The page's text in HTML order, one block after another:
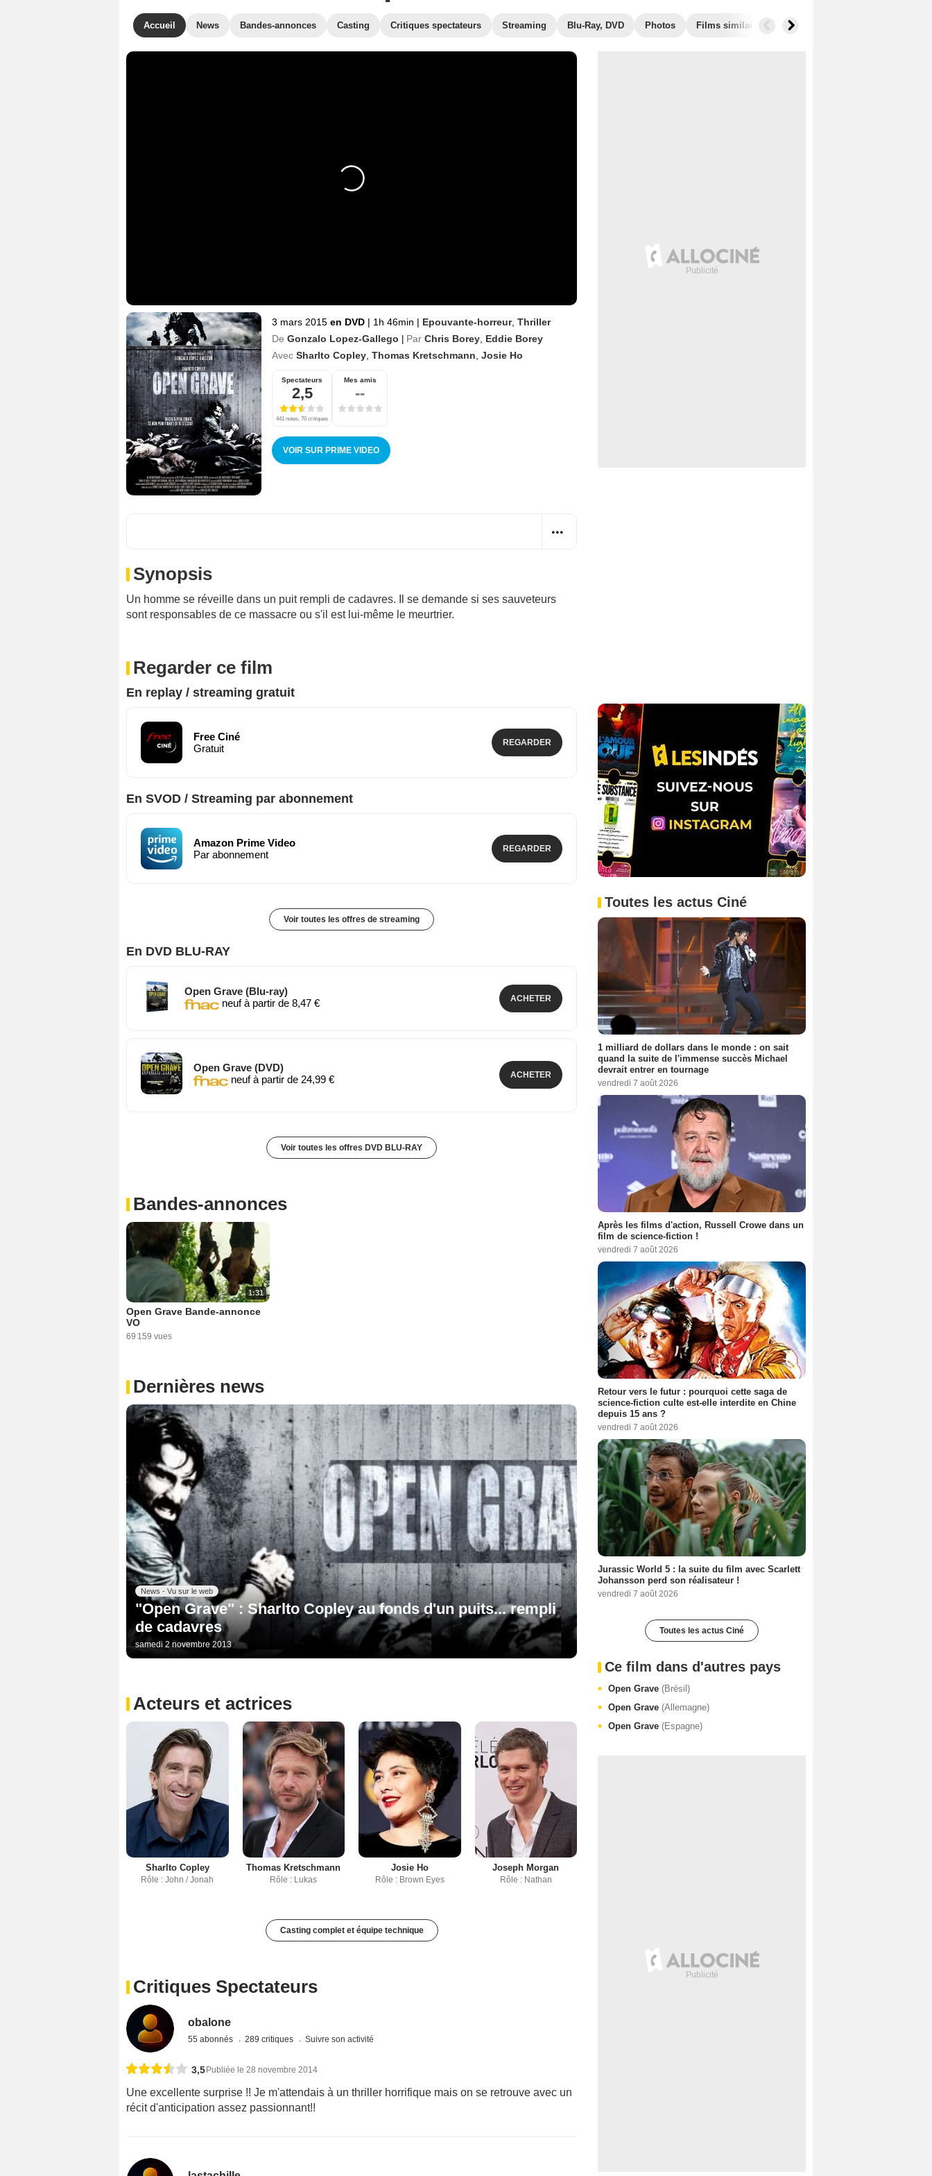
Accueil News Bandes-annonces Casting Critiques spectateurs Streaming Blu-Ray, DVD Photos Films similaires
3 mars 2015 en DVD | 1h 46min | Epouvante-horreur, Thriller
De Gonzalo Lopez-Gallego | Par Chris Borey Eddie Borey
Avec Sharlto Copley Thomas Kretschmann Josie Ho
Spectateurs
2,5
441 notes, 70 critiques
Mes amis
--
VOIR SUR PRIME VIDEO
Synopsis
Un homme se réveille dans un puit rempli de cadavres. Il se demande si ses sauveteurs
sont responsables de ce massacre ou s'il est lui-même le meurtrier.
Regarder ce film
En replay / streaming gratuit
Free Ciné
Gratuit
REGARDER
En SVOD / Streaming par abonnement
Amazon Prime Video
Par abonnement
REGARDER
Voir toutes les offres de streaming
En DVD BLU-RAY
Open Grave (Blu-ray)
neuf à partir de 8,47 €
ACHETER
Open Grave (DVD)
neuf à partir de 24,99 €
ACHETER
Voir toutes les offres DVD BLU-RAY
Bandes-annonces
1:31
Open Grave Bande-annonce
VO
69 159 vues
Dernières news
News - Vu sur le web
"Open Grave" : Sharlto Copley au fonds d'un puits... rempli
de cadavres
samedi 2 novembre 2013
Acteurs et actrices
Sharlto Copley
Rôle : John / Jonah
Thomas Kretschmann
Rôle : Lukas
Josie Ho
Rôle : Brown Eyes
Joseph Morgan
Rôle : Nathan
Casting complet et équipe technique
Critiques Spectateurs
obalone
55 abonnés 289 critiques Suivre son activité
3,5 Publiée le 28 novembre 2014
Une excellente surprise !! Je m'attendais à un thriller horrifique mais on se retrouve avec un
récit d'anticipation assez passionnant!!
Toutes les actus Ciné
1 milliard de dollars dans le monde : on sait
quand la suite de l'immense succès Michael
devrait entrer en tournage
vendredi 7 août 2026
Après les films d'action, Russell Crowe dans un
film de science-fiction !
vendredi 7 août 2026
Retour vers le futur : pourquoi cette saga de
science-fiction culte est-elle interdite en Chine
depuis 15 ans ?
vendredi 7 août 2026
Jurassic World 5 : la suite du film avec Scarlett
Johansson perd son réalisateur !
vendredi 7 août 2026
Toutes les actus Ciné
Ce film dans d'autres pays
Open Grave (Brésil)
Open Grave (Allemagne)
Open Grave (Espagne)